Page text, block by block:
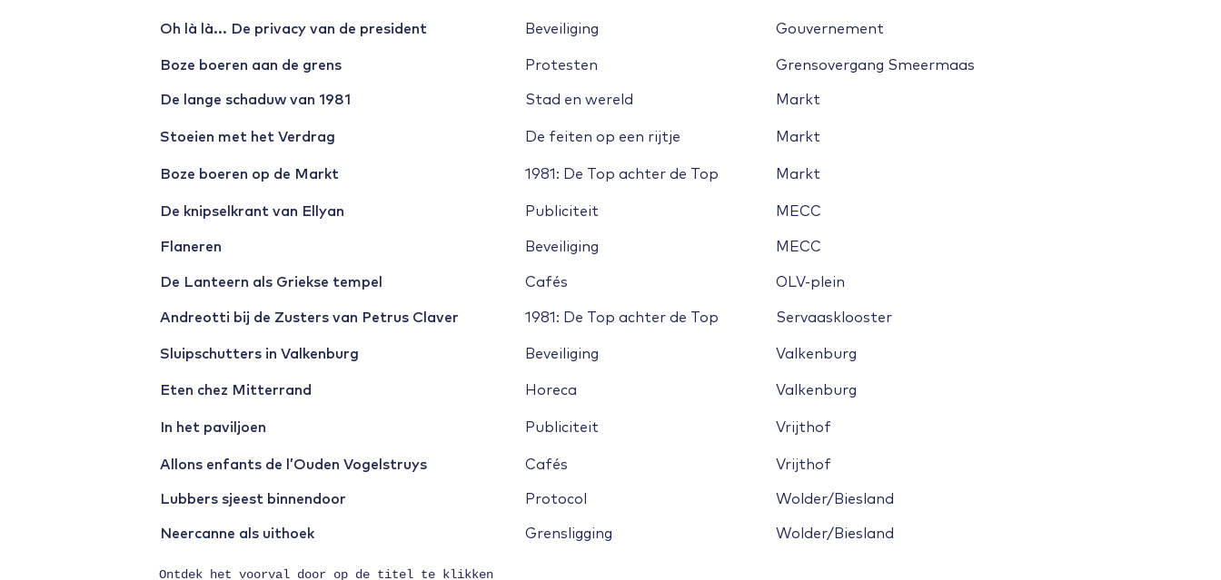
Oh là là... De privacy van de president Gouvernement
Beveiliging
Protesten
Boze boeren aan de grens Grensovergang Smeermaas
Stad en wereld
De lange schaduw van 1981 Markt
De feiten op een rijtje
Stoeien met het Verdrag Markt
1981: De Top achter de Top
Boze boeren op de Markt Markt
Publiciteit
De knipselkrant van Ellyan MECC
Beveiliging
Flaneren MECC
Cafés
De Lanteern als Griekse tempel OLV-plein
1981: De Top achter de Top
Andreotti bij de Zusters van Petrus Claver Servaasklooster
Beveiliging
Sluipschutters in Valkenburg Valkenburg
Valkenburg
Horeca
Eten chez Mitterrand
In het paviljoen Publiciteit Vrijthof
Vrijthof
Cafés
Allons enfants de l’Ouden Vogelstruys
Protocol
Lubbers sjeest binnendoor Wolder/Biesland
Grensligging
Neercanne als uithoek Wolder/Biesland
Ontdek het voorval door op de titel te klikken